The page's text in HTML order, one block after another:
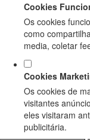
Cookies
Os cookies
como
media, coletar
Cookies
Os cookies de
visitantes
eles visitaram
publicitária.